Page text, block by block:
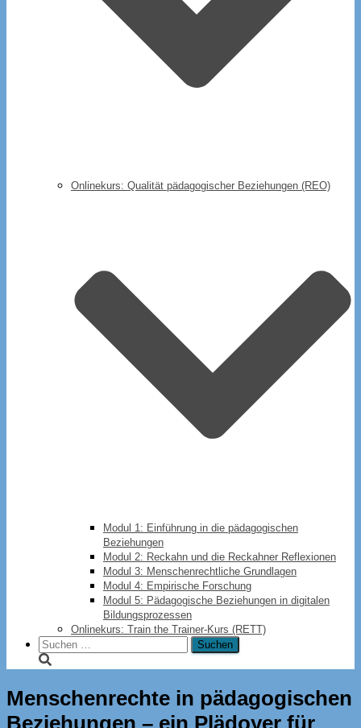
Onlinekurs: Qualität pädagogischer Beziehungen (REO)
Modul 1: Einführung in die pädagogischen
Beziehungen
Modul 2: Reckahn und die Reckahner Reflexionen
Modul 3: Menschenrechtliche Grundlagen
Modul 4: Empirische Forschung
Modul 5: Pädagogische Beziehungen in digitalen
Bildungsprozessen
Onlinekurs: Train the Trainer-Kurs (RETT)
Suchen
nach:
Menschenrechte in pädagogischen